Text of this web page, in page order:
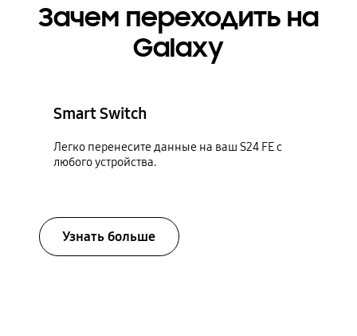
Зачем переходить на
Galaxy
Smart Switch
Легко перенесите данные на ваш S24 FE с
любого устройства.
Узнать больше